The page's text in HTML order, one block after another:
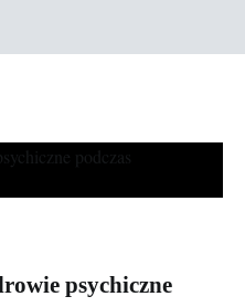
psychiczne